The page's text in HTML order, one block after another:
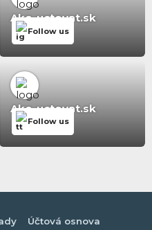
Ako-uctovat.sk
Follow us
Ako-uctovat.sk
Follow us
Účtová osnova